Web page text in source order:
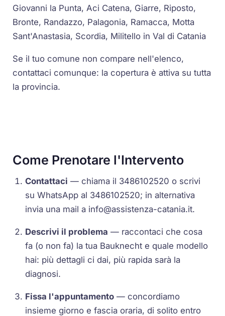
Giovanni la Punta, Aci Catena, Giarre, Riposto,
Bronte, Randazzo, Palagonia, Ramacca, Motta
Sant'Anastasia, Scordia, Militello in Val di Catania
Se il tuo comune non compare nell'elenco,
contattaci comunque: la copertura è attiva su tutta
la provincia.
Come Prenotare l'Intervento
Contattaci — chiama il 3486102520 o scrivi
su WhatsApp al 3486102520; in alternativa
invia una mail a info@assistenza-catania.it.
Descrivi il problema — raccontaci che cosa
fa (o non fa) la tua Bauknecht e quale modello
hai: più dettagli ci dai, più rapida sarà la
diagnosi.
Fissa l'appuntamento — concordiamo
insieme giorno e fascia oraria, di solito entro